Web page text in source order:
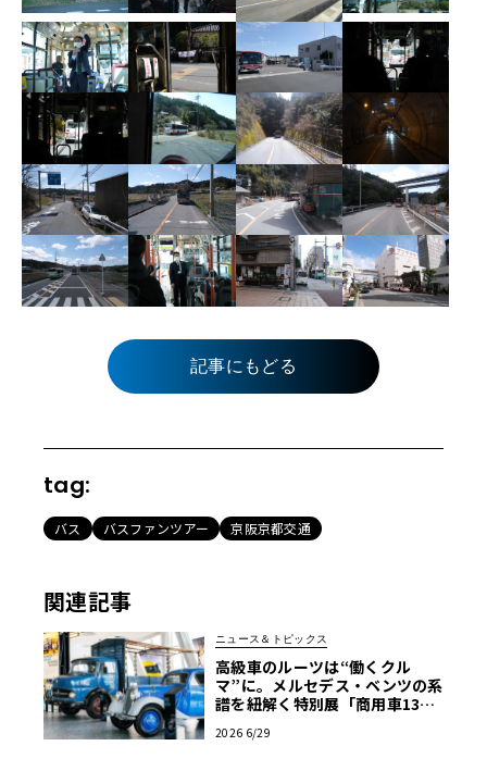
記事にもどる
tag:
バス バスファンツアー 京阪京都交通
関連記事
ニュース＆トピックス
高級車のルーツは“働くクル
マ”に。メルセデス・ベンツの系
譜を紐解く特別展「商用車130
2026 6/29